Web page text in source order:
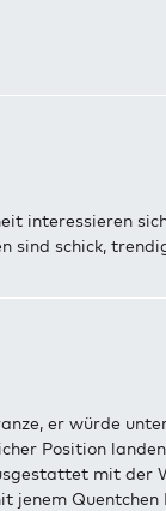
interessieren
sind schick,
er würde
Position
mit der
jenem Quentchen